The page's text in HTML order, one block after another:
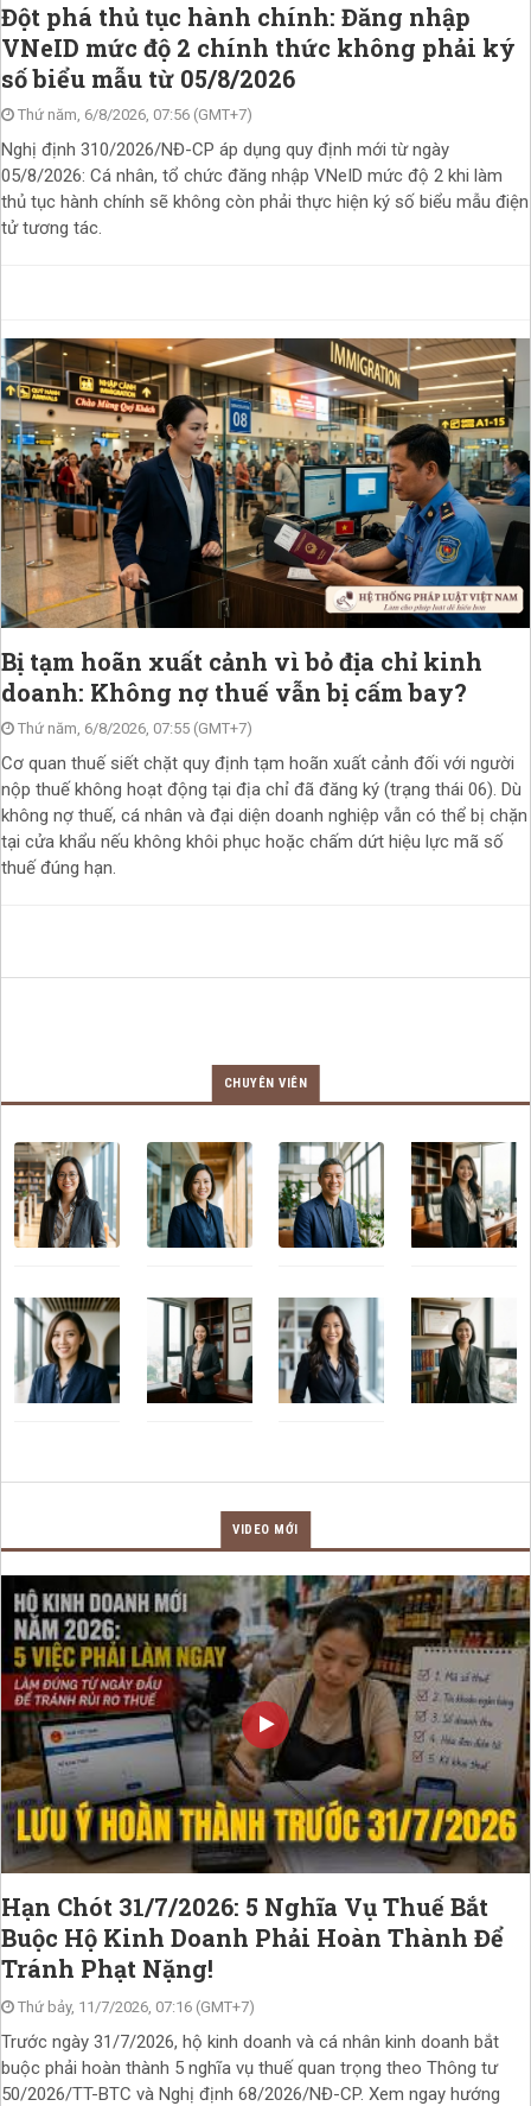
Đột phá thủ tục hành chính: Đăng nhập
VNeID mức độ 2 chính thức không phải ký
số biểu mẫu từ 05/8/2026
Thứ năm, 6/8/2026, 07:56 (GMT+7)
Nghị định 310/2026/NĐ-CP áp dụng quy định mới từ ngày
05/8/2026: Cá nhân, tổ chức đăng nhập VNeID mức độ 2 khi làm
thủ tục hành chính sẽ không còn phải thực hiện ký số biểu mẫu điện
tử tương tác.
Bị tạm hoãn xuất cảnh vì bỏ địa chỉ kinh
doanh: Không nợ thuế vẫn bị cấm bay?
Thứ năm, 6/8/2026, 07:55 (GMT+7)
Cơ quan thuế siết chặt quy định tạm hoãn xuất cảnh đối với người
nộp thuế không hoạt động tại địa chỉ đã đăng ký (trạng thái 06). Dù
không nợ thuế, cá nhân và đại diện doanh nghiệp vẫn có thể bị chặn
tại cửa khẩu nếu không khôi phục hoặc chấm dứt hiệu lực mã số
thuế đúng hạn.
CHUYÊN VIÊN
VIDEO MỚI
Hạn Chót 31/7/2026: 5 Nghĩa Vụ Thuế Bắt
Buộc Hộ Kinh Doanh Phải Hoàn Thành Để
Tránh Phạt Nặng!
Thứ bảy, 11/7/2026, 07:16 (GMT+7)
Trước ngày 31/7/2026, hộ kinh doanh và cá nhân kinh doanh bắt
buộc phải hoàn thành 5 nghĩa vụ thuế quan trọng theo Thông tư
50/2026/TT-BTC và Nghị định 68/2026/NĐ-CP. Xem ngay hướng